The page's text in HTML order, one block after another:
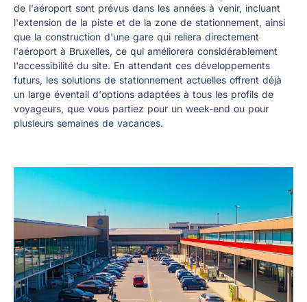
de l'aéroport sont prévus dans les années à venir, incluant
l'extension de la piste et de la zone de stationnement, ainsi
que la construction d'une gare qui reliera directement
l'aéroport à Bruxelles, ce qui améliorera considérablement
l'accessibilité du site. En attendant ces développements
futurs, les solutions de stationnement actuelles offrent déjà
un large éventail d'options adaptées à tous les profils de
voyageurs, que vous partiez pour un week-end ou pour
plusieurs semaines de vacances.